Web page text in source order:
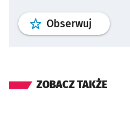
Obserwuj profil
ZOBACZ TAKŻE